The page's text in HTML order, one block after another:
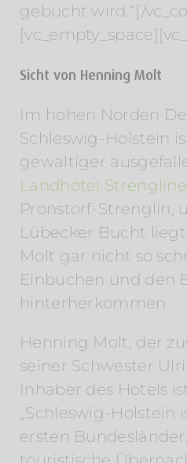
gebucht wird.“[/
Sicht von Henning Molt
Im hohen Norden
Schleswig-Holstein
gewaltiger
Landhotel
Pronstorf-Strenglin,
Lübecker Bucht
Molt gar nicht so
Einbuchen und den
hinterherkommen.
Henning Molt, der
seiner Schwester
Inhaber des Hotels
„Schleswig-Holstein
ersten